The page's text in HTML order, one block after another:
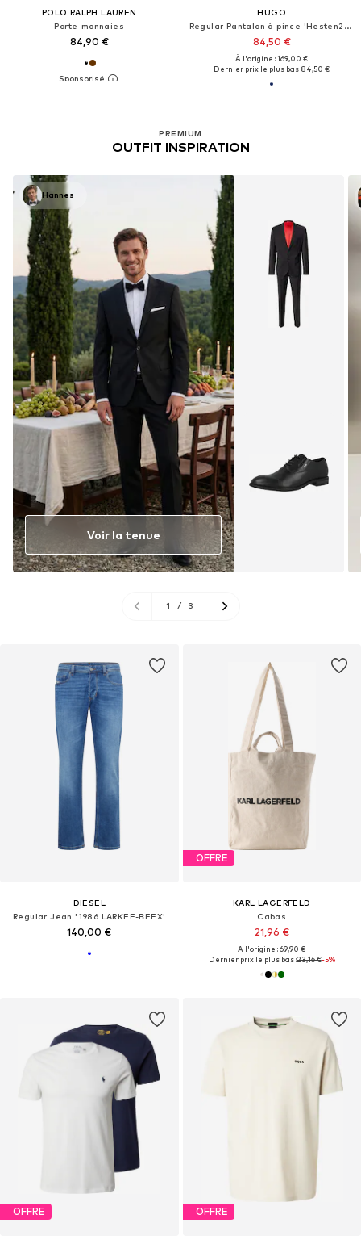
POLO RALPH LAUREN
Porte-monnaies
84,90 €
HUGO
Regular Pantalon à pince 'Hesten232X'
84,50 €
À l'origine : 169,00 €
Dernier prix le plus bas :84,50 €
DIESEL
Regular Jean '1986 LARKEE-BEEX'
140,00 €
OFFRE
KARL LAGERFELD
Cabas
21,96 €
À l'origine : 69,90 €
Dernier prix le plus bas :23,16 €-5%
OFFRE
PREMIUM
OUTFIT INSPIRATION
Hannes
Voir la tenue
1 / 3
OFFRE